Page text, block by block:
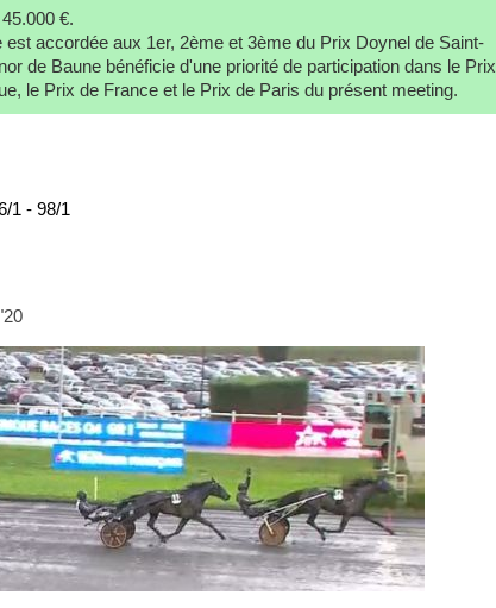
€.
accordée aux 1er, 2ème et 3ème du Prix Doynel de Saint-
de Baune bénéficie d'une priorité de participation dans le Prix
le Prix de France et le Prix de Paris du présent meeting.
1 - 98/1